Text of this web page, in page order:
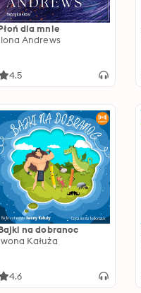
dla mnie
Andrews
4.5
na dobranoc
Kałuża
4.6